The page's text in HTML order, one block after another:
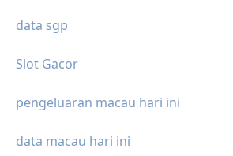
data sgp
Slot Gacor
pengeluaran macau hari ini
data macau hari ini